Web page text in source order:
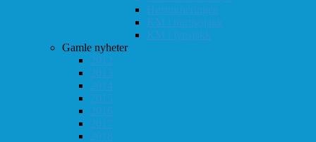
Høstturneringen
KM i hurtigsjakk
KM i lynsjakk
Gamle nyheter
2012
2013
2014
2015
2016
2017
2018